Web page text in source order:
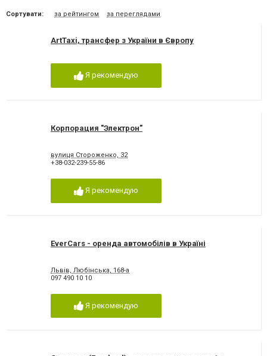
Сортувати: за рейтингом за переглядами
ArtTaxi, трансфер з України в Європу
Я рекомендую
Корпорация "Электрон"
вулиця Стороженко, 32
+38-032-239-55-86
Я рекомендую
EverCars - оренда автомобілів в Україні
Львів, Любінська, 168-а
097 490 10 10
Я рекомендую